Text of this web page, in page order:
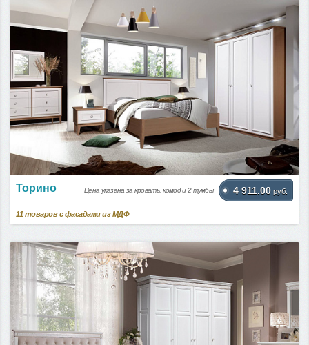
Торино Цена указана за кровать, комод и 2 тумбы 4 911.00 руб.
11 товаров с фасадами из МДФ